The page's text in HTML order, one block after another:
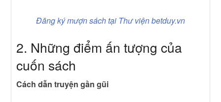
Đăng ký mượn sách tại Thư viện betduy.vn
2. Những điểm ấn tượng của
cuốn sách
Cách dẫn truyện gần gũi